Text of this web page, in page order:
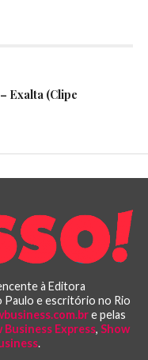
Exalta (Clipe
à Editora
Paulo e escritório no Rio
e pelas
Business Express, Show
.